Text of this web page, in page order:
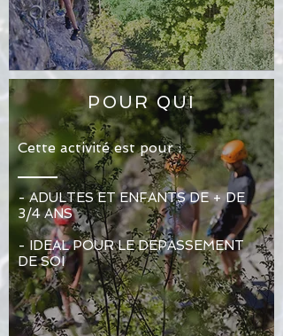
POUR QUI
Cette activité est pour :
- ADULTES ET ENFANTS DE + DE
3/4 ANS
- IDEAL POUR LE DEPASSEMENT
DE SOI